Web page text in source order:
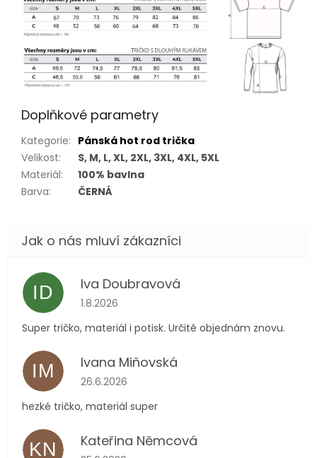
Doplňkové parametry
Kategorie: Pánská hot rod trička
Velikost:
S, M, L, XL, 2XL, 3XL, 4XL, 5XL
Materiál:
100% bavlna
Barva: ČERNÁ
ID Iva Doubravová
Hodnocení obchodu je 5 z 5 hvězdiček.
1.8.2026
Super tričko, materiál i potisk. Určitě objednám znovu.
IM Ivana Miňovská
Hodnocení obchodu je 5 z 5 hvězdiček.
26.6.2026
hezké tričko, materiál super
KN Kateřina Němcová